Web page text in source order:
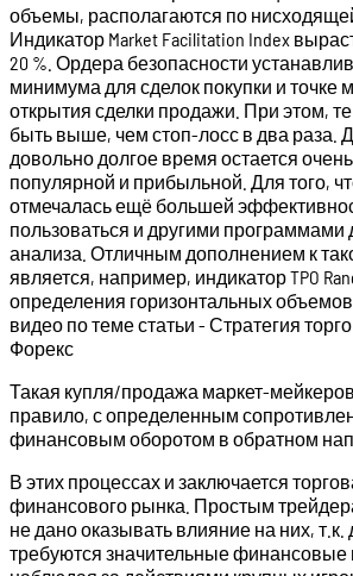
Такая купля/продажа маркет-мейкеров
правило, с определенным
финансовым оборотом в обратном
В этих процессах и заключается
финансового рынка. Простым
не дано оказывать влияние на них, т.к.
требуются значительные финансовые